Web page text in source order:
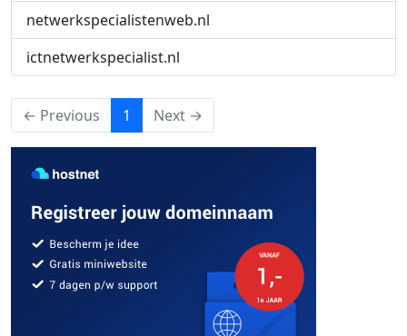
netwerkspecialistenweb.nl
ictnetwerkspecialist.nl
← Previous 1 (current)
Next →